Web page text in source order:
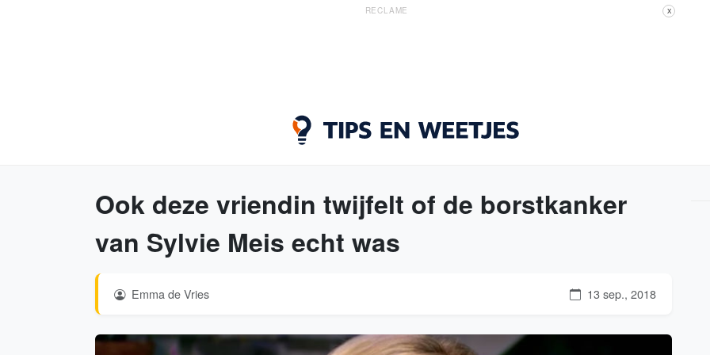
RECLAME X
Ook deze vriendin twijfelt of de borstkanker
van Sylvie Meis echt was
Emma de Vries 13 sep., 2018